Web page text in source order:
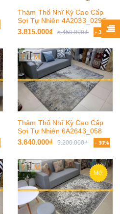
Thảm Thổ Nhĩ Kỳ Cao Cấp
Sợi Tự Nhiên 4A2033_029S
3.815.000₫ 5.450.000₫ - 30%
Thảm Thổ Nhĩ Kỳ Cao Cấp
Sợi Tự Nhiên 6A2643_058
3.640.000₫ 5.200.000₫ - 30%
Mới